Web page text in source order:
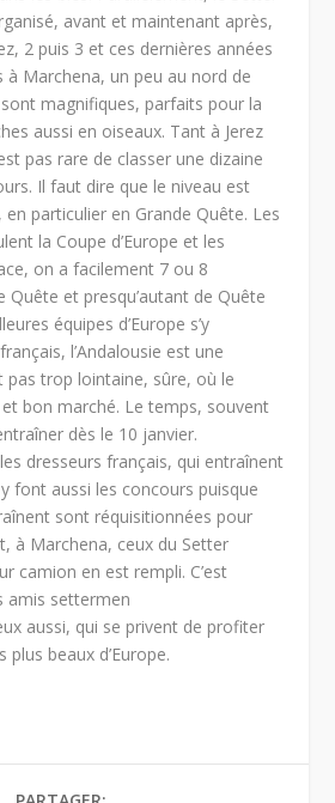
avant et maintenant après,
2 puis 3 et ces dernières années
Marchena, un peu au nord de
magnifiques, parfaits pour la
aussi en oiseaux. Tant à Jerez
pas rare de classer une dizaine
Il faut dire que le niveau est
particulier en Grande Quête. Les
la Coupe d’Europe et les
on a facilement 7 ou 8
Quête et presqu’autant de Quête
équipes d’Europe s’y
l’Andalousie est une
pas trop lointaine, sûre, où le
bon marché. Le temps, souvent
dès le 10 janvier.
dresseurs français, qui entraînent
font aussi les concours puisque
sont réquisitionnées pour
à Marchena, ceux du Setter
camion en est rempli. C’est
amis settermen
aussi, qui se privent de profiter
beaux d’Europe.